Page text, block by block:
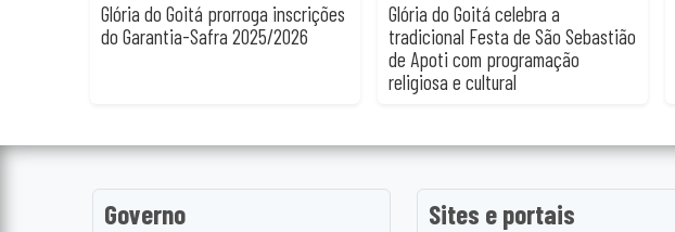
Glória do Goitá prorroga inscrições
do Garantia-Safra 2025/2026
Glória do Goitá celebra a
tradicional Festa de São Sebastião
de Apoti com programação
religiosa e cultural
Governo Sites e portais